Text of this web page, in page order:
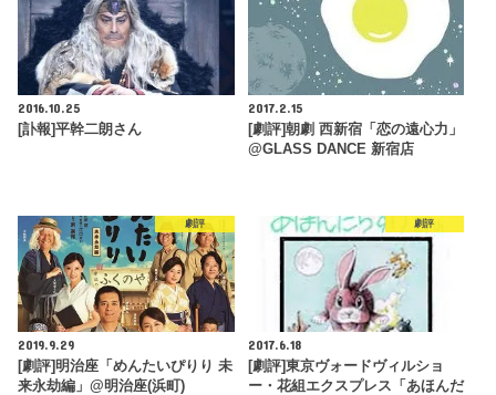
2016.10.25
[訃報]平幹二朗さん
2017.2.15
[劇評]朝劇 西新宿「恋の遠心力」
@GLASS DANCE 新宿店
劇評
2019.9.29
[劇評]明治座「めんたいぴりり 未
来永劫編」@明治座(浜町)
劇評
2017.6.18
[劇評]東京ヴォードヴィルショ
ー・花組エクスプレス「あほんだ